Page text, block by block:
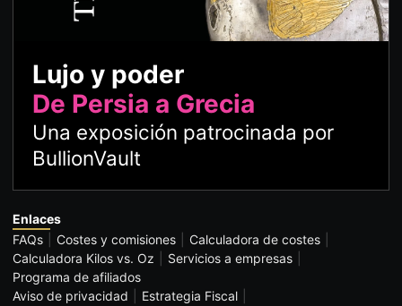
Lujo y poder
De Persia a Grecia
Una exposición patrocinada por
BullionVault
Enlaces
FAQs
Costes y comisiones
Calculadora de costes
Calculadora Kilos vs. Oz
Servicios a empresas
Programa de afiliados
Aviso de privacidad
Estrategia Fiscal